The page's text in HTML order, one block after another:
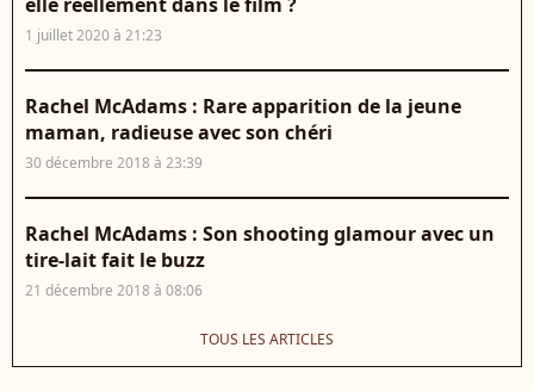
1 juillet 2020 à 21:23
Rachel McAdams : Rare apparition de la jeune
maman, radieuse avec son chéri
30 décembre 2018 à 23:39
Rachel McAdams : Son shooting glamour avec un
tire-lait fait le buzz
21 décembre 2018 à 08:06
TOUS LES ARTICLES